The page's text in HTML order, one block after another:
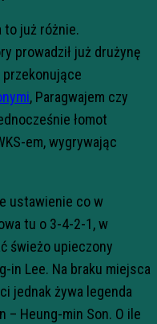
to już różnie.
prowadził już drużynę
przekonujące
, Paragwajem czy
łomot
em, wygrywając
ustawienie co w
tu o 3-4-2-1, w
świeżo upieczony
in Lee. Na braku miejsca
jednak żywa legenda
– Heung-min Son. O ile